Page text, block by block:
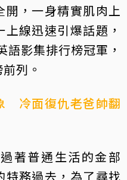
開，一身精實肌肉上
線迅速引爆話題，
語影集排行榜冠軍，
列。
冷面復仇老爸帥翻
著普通生活的金部
特務過去，為了尋找